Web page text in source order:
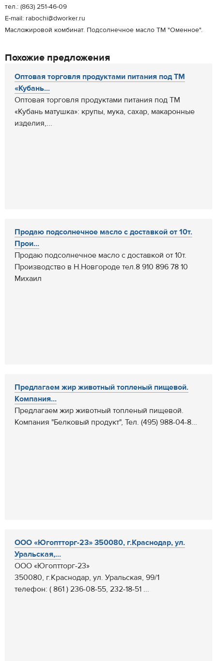
тел.: (863) 251-46-09
E-mail: rabochi@dworker.ru
Масложировой комбинат. Подсолнечное масло ТМ "Оменное".
Похожие предложения
Оптовая торговля продуктами питания под ТМ
«Кубань...
Оптовая торговля продуктами питания под ТМ
«Кубань матушка»: крупы, мука, сахар, макаронные
изделия,...
Продаю подсолнечное масло с доставкой от 10т.
Прои...
Продаю подсолнечное масло с доставкой от 10т.
Производство в Н.Новгороде тел.8 910 896 78 10
Михаил
Предлагаем жир животный топленый пищевой.
Компания...
Предлагаем жир животный топленый пищевой.
Компания "Белковый продукт", Тел. (495) 988-04-8...
ООО «Югоптторг-23» 350080, г.Краснодар, ул.
Уральская,...
ООО «Югоптторг-23»
350080, г.Краснодар, ул. Уральская, 99/1
телефон: ( 861 ) 236-08-55, 232-18-51 ...